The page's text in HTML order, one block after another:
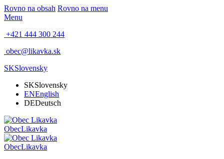
Rovno na obsah Rovno na menu
Menu
+421 444 300 244
obec@likavka.sk
SKSlovensky
SKSlovensky
ENEnglish
DEDeutsch
ObecLikavka
ObecLikavka